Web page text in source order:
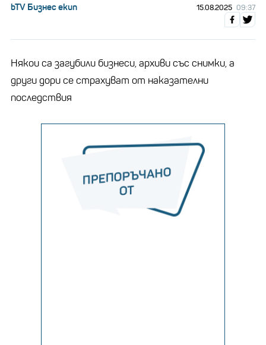
bTV Бизнес екип 15.08.2025 09:37
Някои са загубили бизнеси, архиви със снимки, а
други дори се страхуват от наказателни
последствия